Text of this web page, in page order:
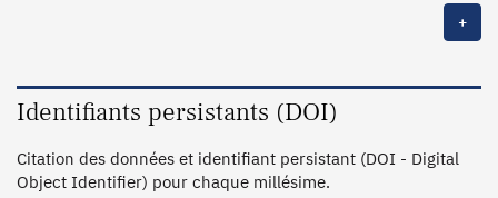
+
Identifiants persistants (DOI)
Citation des données et identifiant persistant (DOI - Digital
Object Identifier) pour chaque millésime.